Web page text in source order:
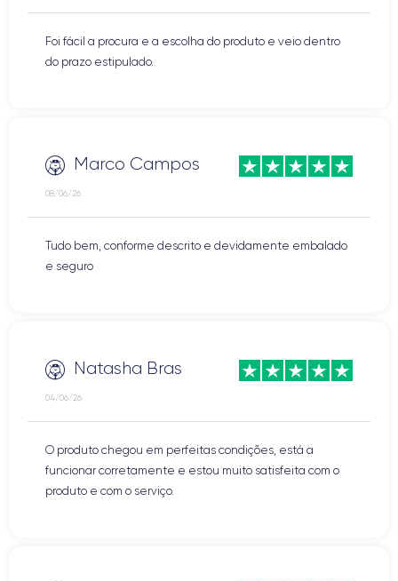
Foi fácil a procura e a escolha do produto e veio dentro
do prazo estipulado.
Marco Campos
08/06/26
Tudo bem, conforme descrito e devidamente embalado
e seguro
Natasha Bras
04/06/26
O produto chegou em perfeitas condições, está a
funcionar corretamente e estou muito satisfeita com o
produto e com o serviço.